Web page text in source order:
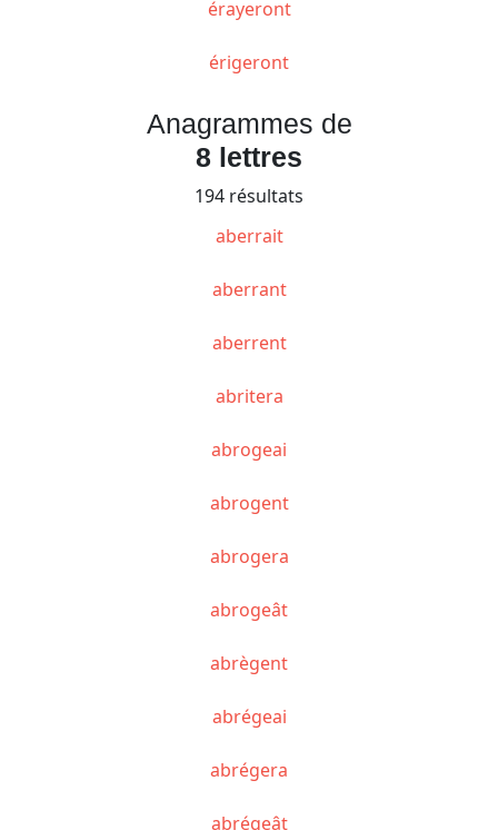
érayeront
érigeront
Anagrammes de
8 lettres
194 résultats
aberrait
aberrant
aberrent
abritera
abrogeai
abrogent
abrogera
abrogeât
abrègent
abrégeai
abrégera
abrégeât